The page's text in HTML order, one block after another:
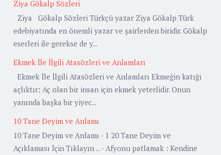
Ziya Gökalp Sözleri
Ziya Gökalp Sözleri Türkçü yazar Ziya Gökalp Türk
edebiyatında en önemli yazar ve şairlerden biridir. Gökalp
eserleri ile gerekse de y...
Ekmek İle İlgili Atasözleri ve Anlamları
Ekmek İle İlgili Atasözleri ve Anlamları Ekmeğin katığı
açlıktır: Aç olan bir insan için ekmek yeterlidir. Onun
yanında başka bir yiyec...
10 Tane Deyim ve Anlamı
10 Tane Deyim ve Anlamı - 1 20 Tane Deyim ve
Açıklaması İçin Tıklayın ... - Afyonu patlamak : Kendine